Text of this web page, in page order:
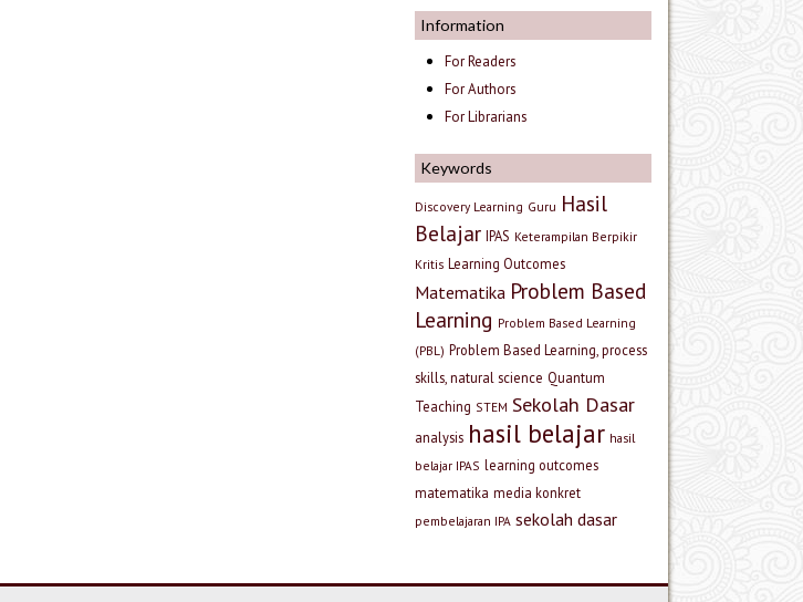
Information
For Readers
For Authors
For Librarians
Keywords
Discovery Learning Guru Hasil
Belajar IPAS Keterampilan Berpikir
Kritis Learning Outcomes
Matematika Problem Based
Learning Problem Based Learning
(PBL) Problem Based Learning, process
skills, natural science Quantum
Teaching STEM Sekolah Dasar
analysis hasil belajar hasil
belajar IPAS learning outcomes
matematika media konkret
pembelajaran IPA sekolah dasar